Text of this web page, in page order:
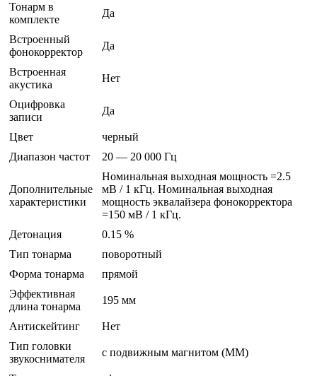
Тонарм в
комплекте
Да
Встроенный
фонокорректор
Да
Встроенная
акустика
Нет
Оцифровка
записи
Да
Цвет
черный
Диапазон частот
20 — 20 000 Гц
Дополнительные
характеристики
Номинальная выходная мощность =2.5
мВ / 1 кГц. Номинальная выходная
мощность эквалайзера фонокорректора
=150 мВ / 1 кГц.
Детонация
0.15 %
Тип тонарма
поворотный
Форма тонарма
прямой
Эффективная
длина тонарма
195 мм
Антискейтинг
Нет
Тип головки
звукоснимателя
с подвижным магнитом (MM)